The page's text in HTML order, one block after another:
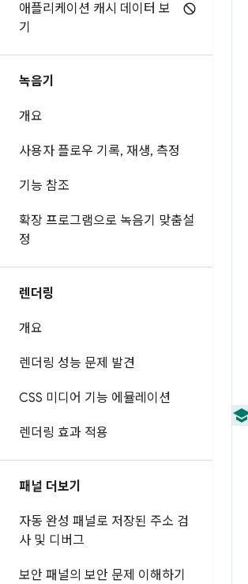
애플리케이션 캐시 데이터 보
기
녹음기
개요
사용자 플로우 기록, 재생, 측정
기능 참조
확장 프로그램으로 녹음기 맞춤설
정
렌더링
개요
렌더링 성능 문제 발견
CSS 미디어 기능 에뮬레이션
렌더링 효과 적용
패널 더보기
자동 완성 패널로 저장된 주소 검
사 및 디버그
보안 패널의 보안 문제 이해하기